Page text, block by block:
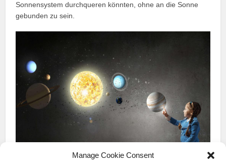
Manage Cookie Consent
Sonnensystem durchqueren könnten, ohne an die Sonne
gebunden zu sein.